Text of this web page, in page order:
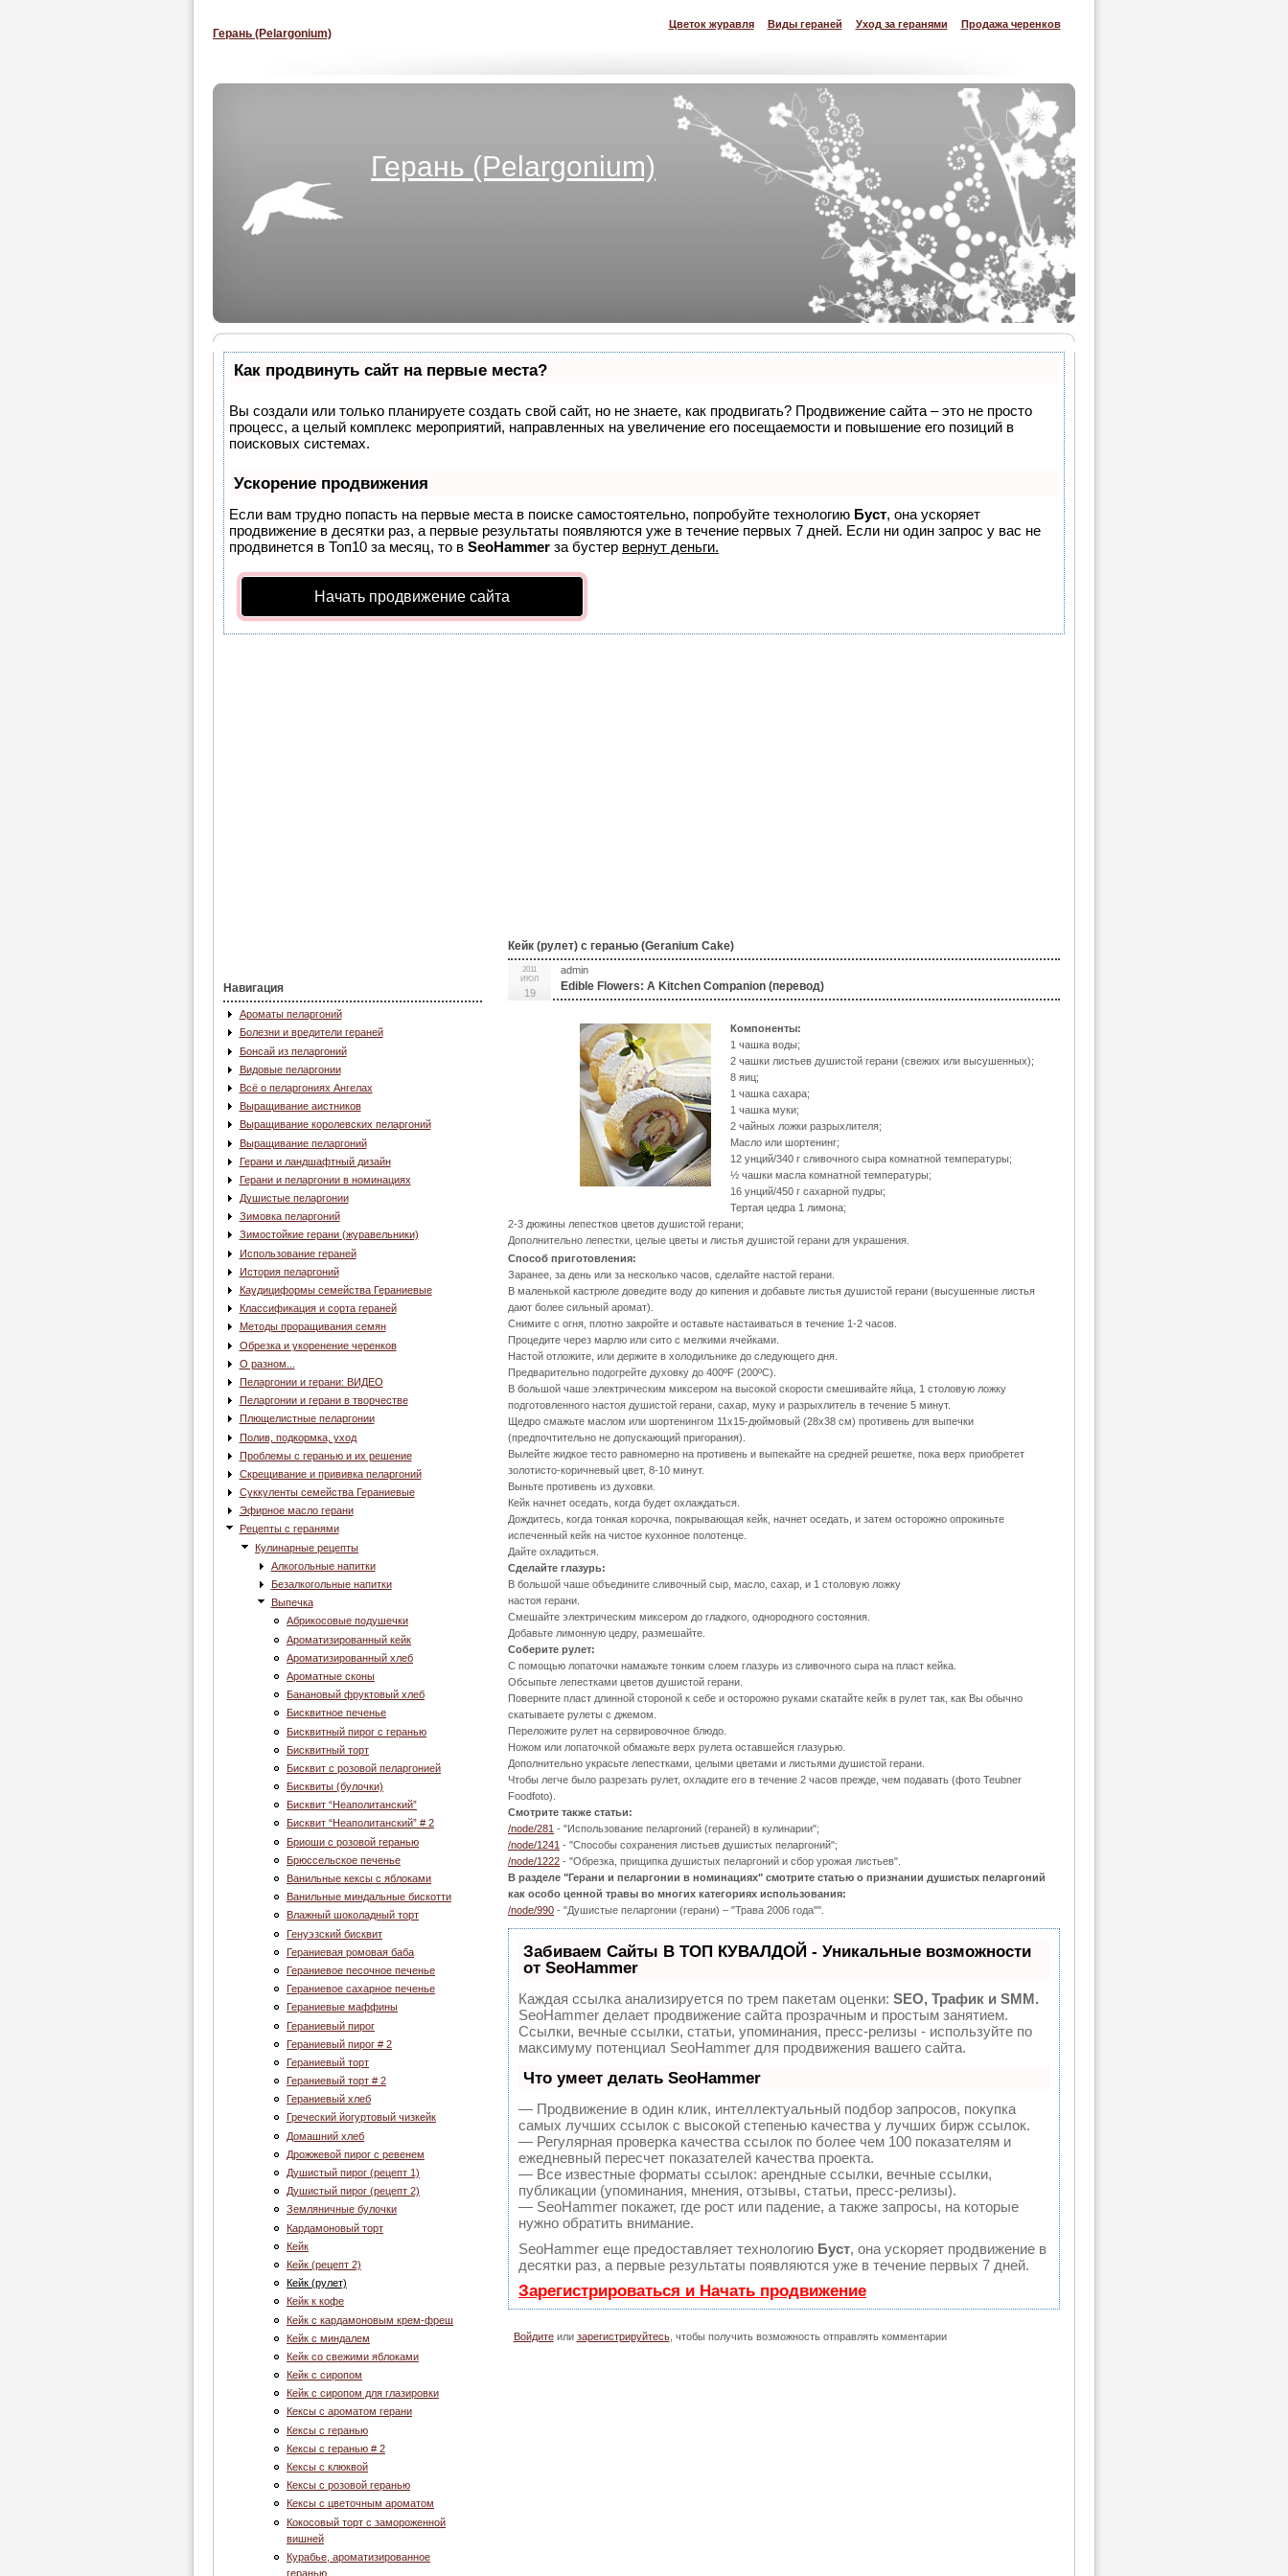
Цветок журавля Виды гераней Уход за геранями Продажа черенков
Герань (Pelargonium)
Герань (Pelargonium)
Как продвинуть сайт на первые места?
Вы создали или только планируете создать свой сайт, но не знаете, как продвигать? Продвижение сайта – это не просто
процесс, а целый комплекс мероприятий, направленных на увеличение его посещаемости и повышение его позиций в
поисковых системах.
Ускорение продвижения
Если вам трудно попасть на первые места в поиске самостоятельно, попробуйте технологию Буст, она ускоряет
продвижение в десятки раз, а первые результаты появляются уже в течение первых 7 дней. Если ни один запрос у вас не
продвинется в Топ10 за месяц, то в SeoHammer за бустер вернут деньги.
Начать продвижение сайта
Навигация
Ароматы пеларгоний
Болезни и вредители гераней
Бонсай из пеларгоний
Видовые пеларгонии
Всё о пеларгониях Ангелах
Выращивание аистников
Выращивание королевских пеларгоний
Выращивание пеларгоний
Герани и ландшафтный дизайн
Герани и пеларгонии в номинациях
Душистые пеларгонии
Зимовка пеларгоний
Зимостойкие герани (журавельники)
Использование гераней
История пеларгоний
Каудициформы семейства Гераниевые
Классификация и сорта гераней
Методы проращивания семян
Обрезка и укоренение черенков
О разном...
Пеларгонии и герани: ВИДЕО
Пеларгонии и герани в творчестве
Плющелистные пеларгонии
Полив, подкормка, уход
Проблемы с геранью и их решение
Скрещивание и прививка пеларгоний
Суккуленты семейства Гераниевые
Эфирное масло герани
Рецепты с геранями
Кулинарные рецепты
Алкогольные напитки
Безалкогольные напитки
Выпечка
Абрикосовые подушечки
Ароматизированный кейк
Ароматизированный хлеб
Ароматные сконы
Банановый фруктовый хлеб
Бисквитное печенье
Бисквитный пирог с геранью
Бисквитный торт
Бисквит с розовой пеларгонией
Бисквиты (булочки)
Бисквит “Неаполитанский”
Бисквит “Неаполитанский” # 2
Бриоши с розовой геранью
Брюссельское печенье
Ванильные кексы с яблоками
Ванильные миндальные бискотти
Влажный шоколадный торт
Генуэзский бисквит
Гераниевая ромовая баба
Гераниевое песочное печенье
Гераниевое сахарное печенье
Гераниевые маффины
Гераниевый пирог
Гераниевый пирог # 2
Гераниевый торт
Гераниевый торт # 2
Гераниевый хлеб
Греческий йогуртовый чизкейк
Домашний хлеб
Дрожжевой пирог с ревенем
Душистый пирог (рецепт 1)
Душистый пирог (рецепт 2)
Земляничные булочки
Кардамоновый торт
Кейк
Кейк (рецепт 2)
Кейк (рулет)
Кейк к кофе
Кейк с кардамоновым крем-фреш
Кейк с миндалем
Кейк со свежими яблоками
Кейк с сиропом
Кейк с сиропом для глазировки
Кексы с ароматом герани
Кексы с геранью
Кексы с геранью # 2
Кексы с клюквой
Кексы с розовой геранью
Кексы с цветочным ароматом
Кокосовый торт с замороженной
вишней
Курабье, ароматизированное
геранью
Кейк (рулет) с геранью (Geranium Cake)
2011
ИЮЛ
19
admin
Edible Flowers: A Kitchen Companion (перевод)
Компоненты:
1 чашка воды;
2 чашки листьев душистой герани (свежих или высушенных);
8 яиц;
1 чашка сахара;
1 чашка муки;
2 чайных ложки разрыхлителя;
Масло или шортенинг;
12 унций/340 г сливочного сыра комнатной температуры;
½ чашки масла комнатной температуры;
16 унций/450 г сахарной пудры;
Тертая цедра 1 лимона;
2-3 дюжины лепестков цветов душистой герани;
Дополнительно лепестки, целые цветы и листья душистой герани для украшения.
Способ приготовления:
Заранее, за день или за несколько часов, сделайте настой герани.
В маленькой кастрюле доведите воду до кипения и добавьте листья душистой герани (высушенные листья
дают более сильный аромат).
Снимите с огня, плотно закройте и оставьте настаиваться в течение 1-2 часов.
Процедите через марлю или сито с мелкими ячейками.
Настой отложите, или держите в холодильнике до следующего дня.
Предварительно подогрейте духовку до 400ºF (200ºС).
В большой чаше электрическим миксером на высокой скорости смешивайте яйца, 1 столовую ложку
подготовленного настоя душистой герани, сахар, муку и разрыхлитель в течение 5 минут.
Щедро смажьте маслом или шортенингом 11х15-дюймовый (28х38 см) противень для выпечки
(предпочтительно не допускающий пригорания).
Вылейте жидкое тесто равномерно на противень и выпекайте на средней решетке, пока верх приобретет
золотисто-коричневый цвет, 8-10 минут.
Выньте противень из духовки.
Кейк начнет оседать, когда будет охлаждаться.
Дождитесь, когда тонкая корочка, покрывающая кейк, начнет оседать, и затем осторожно опрокиньте
испеченный кейк на чистое кухонное полотенце.
Дайте охладиться.
Сделайте глазурь:
В большой чаше объедините сливочный сыр, масло, сахар, и 1 столовую ложку
настоя герани.
Смешайте электрическим миксером до гладкого, однородного состояния.
Добавьте лимонную цедру, размешайте.
Соберите рулет:
С помощью лопаточки намажьте тонким слоем глазурь из сливочного сыра на пласт кейка.
Обсыпьте лепестками цветов душистой герани.
Поверните пласт длинной стороной к себе и осторожно руками скатайте кейк в рулет так, как Вы обычно
скатываете рулеты с джемом.
Переложите рулет на сервировочное блюдо.
Ножом или лопаточкой обмажьте верх рулета оставшейся глазурью.
Дополнительно украсьте лепестками, целыми цветами и листьями душистой герани.
Чтобы легче было разрезать рулет, охладите его в течение 2 часов прежде, чем подавать (фото Teubner
Foodfoto).
Смотрите также статьи:
/node/281 - "Использование пеларгоний (гераней) в кулинарии";
/node/1241 - "Способы сохранения листьев душистых пеларгоний";
/node/1222 - "Обрезка, прищипка душистых пеларгоний и сбор урожая листьев".
В разделе "Герани и пеларгонии в номинациях" смотрите статью о признании душистых пеларгоний
как особо ценной травы во многих категориях использования:
/node/990 - "Душистые пеларгонии (герани) – "Трава 2006 года"".
Забиваем Сайты В ТОП КУВАЛДОЙ - Уникальные возможности
от SeoHammer
Каждая ссылка анализируется по трем пакетам оценки: SEO, Трафик и SMM.
SeoHammer делает продвижение сайта прозрачным и простым занятием.
Ссылки, вечные ссылки, статьи, упоминания, пресс-релизы - используйте по
максимуму потенциал SeoHammer для продвижения вашего сайта.
Что умеет делать SeoHammer
— Продвижение в один клик, интеллектуальный подбор запросов, покупка
самых лучших ссылок с высокой степенью качества у лучших бирж ссылок.
— Регулярная проверка качества ссылок по более чем 100 показателям и
ежедневный пересчет показателей качества проекта.
— Все известные форматы ссылок: арендные ссылки, вечные ссылки,
публикации (упоминания, мнения, отзывы, статьи, пресс-релизы).
— SeoHammer покажет, где рост или падение, а также запросы, на которые
нужно обратить внимание.
SeoHammer еще предоставляет технологию Буст, она ускоряет продвижение в
десятки раз, а первые результаты появляются уже в течение первых 7 дней.
Зарегистрироваться и Начать продвижение
Войдитеили зарегистрируйтесь, чтобы получить возможность отправлять комментарии